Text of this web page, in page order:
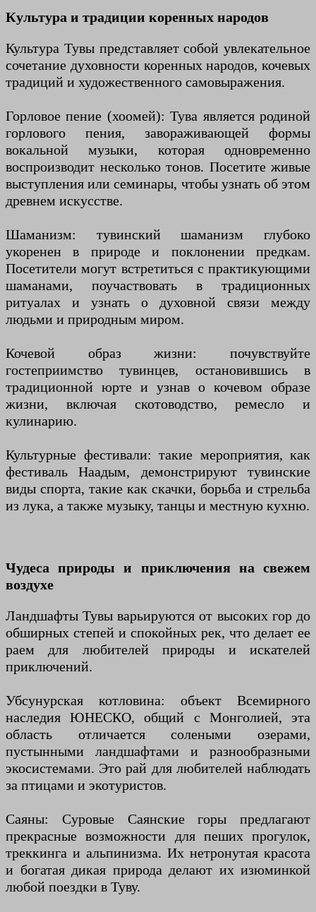
Культура и традиции коренных народов
Культура Тувы представляет собой увлекательное
сочетание духовности коренных народов, кочевых
традиций и художественного самовыражения.
Горловое пение (хоомей): Тува является родиной
горлового пения, завораживающей формы
вокальной музыки, которая одновременно
воспроизводит несколько тонов. Посетите живые
выступления или семинары, чтобы узнать об этом
древнем искусстве.
Шаманизм: тувинский шаманизм глубоко
укоренен в природе и поклонении предкам.
Посетители могут встретиться с практикующими
шаманами, поучаствовать в традиционных
ритуалах и узнать о духовной связи между
людьми и природным миром.
Кочевой образ жизни: почувствуйте
гостеприимство тувинцев, остановившись в
традиционной юрте и узнав о кочевом образе
жизни, включая скотоводство, ремесло и
кулинарию.
Культурные фестивали: такие мероприятия, как
фестиваль Наадым, демонстрируют тувинские
виды спорта, такие как скачки, борьба и стрельба
из лука, а также музыку, танцы и местную кухню.
Чудеса природы и приключения на свежем
воздухе
Ландшафты Тувы варьируются от высоких гор до
обширных степей и спокойных рек, что делает ее
раем для любителей природы и искателей
приключений.
Убсунурская котловина: объект Всемирного
наследия ЮНЕСКО, общий с Монголией, эта
область отличается солеными озерами,
пустынными ландшафтами и разнообразными
экосистемами. Это рай для любителей наблюдать
за птицами и экотуристов.
Саяны: Суровые Саянские горы предлагают
прекрасные возможности для пеших прогулок,
треккинга и альпинизма. Их нетронутая красота
и богатая дикая природа делают их изюминкой
любой поездки в Туву.